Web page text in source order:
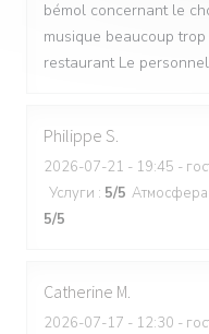
bémol concernant le
musique beaucoup
restaurant Le
Philippe S
2026-07-21 - 19:45 -
Услуги : 5/5 Атмосфера
5/5
Catherine M
2026-07-17 - 12:30 -